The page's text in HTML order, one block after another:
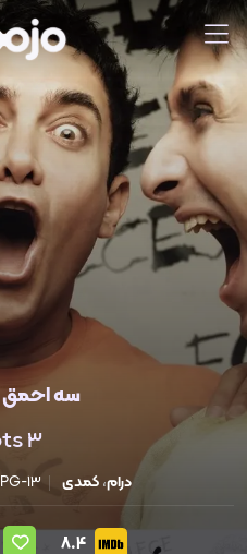
سه احمق 3
3 Idiots
درام،کمدی PG-13
8.4